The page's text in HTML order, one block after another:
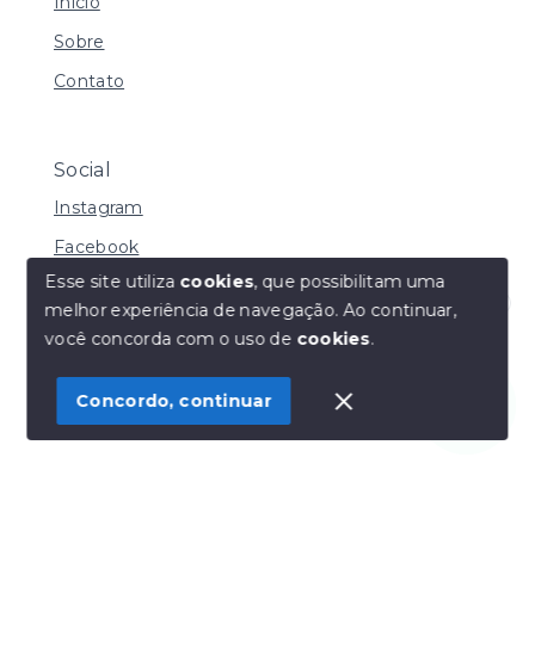
Olá! Estamos disponíveis para te ajudar.
Sobre
Contato
Social
Instagram
Facebook
© Copyright 2026 - Henrique Imoveis - Todos os
SITE PARA IMOBILIARIA
Esse site utiliza cookies, que possibilitam uma
melhor experiência de navegação.Ao continuar,
você concorda com o uso de cookies.
Concordo, continuar